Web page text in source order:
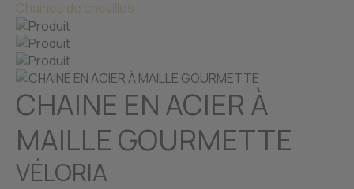
Chaines de chevilles
CHAINE EN ACIER À
MAILLE GOURMETTE
VÉLORIA